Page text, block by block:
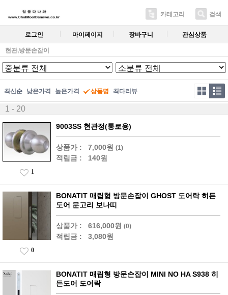
카테고리 검색
로그인 마이페이지 장바구니 관심상품
현관,방문손잡이
최신순 낮은가격 높은가격 상품명 최다리뷰
1 - 20
9003SS 현관정(통로용)
상품가 : 7,000원 (1)
적립금 : 140원
1
BONATIT 매립형 방문손잡이 GHOST 도어락 히든
도어 문고리 보나띠
상품가 : 616,000원 (0)
적립금 : 3,080원
0
BONATIT 매립형 방문손잡이 MINI NO HA S938 히
든도어 도어락